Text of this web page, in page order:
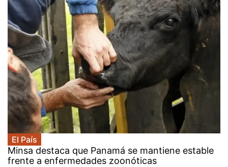
El País
Minsa destaca que Panamá se mantiene estable
frente a enfermedades zoonóticas